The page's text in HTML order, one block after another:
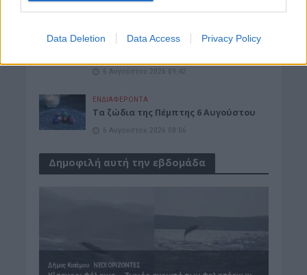
Data Deletion Data Access Privacy Policy
Χιροσίμα: 81 χρόνια από τον πυρηνικό
όλεθρο που άλλαξε την
6 Αυγούστου 2026 09:42
ΕΝΔΙΑΦΕΡΟΝΤΑ
Tα ζώδια της Πέμπτης 6 Αυγούστου
6 Αυγούστου 2026 08:06
Δημοφιλή αυτή την εβδομάδα